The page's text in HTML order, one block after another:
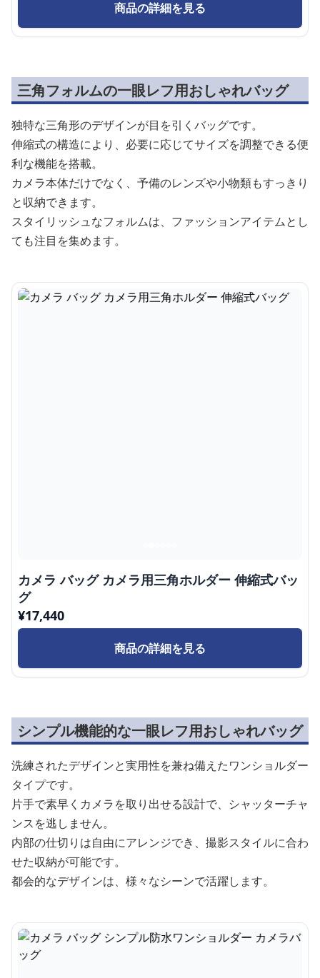
商品の詳細を見る
三角フォルムの一眼レフ用おしゃれバッグ
独特な三角形のデザインが目を引くバッグです。
伸縮式の構造により、必要に応じてサイズを調整できる便
利な機能を搭載。
カメラ本体だけでなく、予備のレンズや小物類もすっきり
と収納できます。
スタイリッシュなフォルムは、ファッションアイテムとし
ても注目を集めます。
カメラ バッグ カメラ用三角ホルダー 伸縮式バッ
グ
¥17,440
商品の詳細を見る
シンプル機能的な一眼レフ用おしゃれバッグ
洗練されたデザインと実用性を兼ね備えたワンショルダー
タイプです。
片手で素早くカメラを取り出せる設計で、シャッターチャ
ンスを逃しません。
内部の仕切りは自由にアレンジでき、撮影スタイルに合わ
せた収納が可能です。
都会的なデザインは、様々なシーンで活躍します。